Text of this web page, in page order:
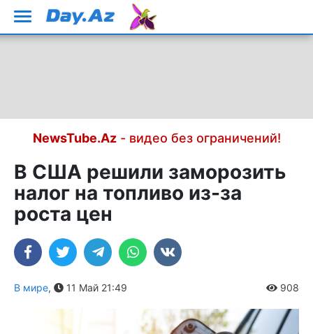
NewsTube.Az- видео без ограничений!
В США решили заморозить
налог на топливо из-за
роста цен
В мире, 11 Май 21:49 908